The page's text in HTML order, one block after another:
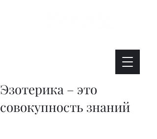
Эзотерика – это
совокупность знаний